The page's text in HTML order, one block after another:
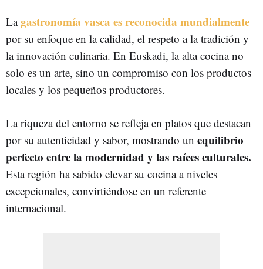
Lagastronomía vasca es reconocida mundialmente
por su enfoque en la calidad, el respeto a la tradición y
la innovación culinaria. En Euskadi, la alta cocina no
solo es un arte, sino un compromiso con los productos
locales y los pequeños productores.
La riqueza del entorno se refleja en platos que destacan
por su autenticidad y sabor, mostrando un equilibrio
perfecto entre la modernidad y las raíces culturales.
Esta región ha sabido elevar su cocina a niveles
excepcionales, convirtiéndose en un referente
internacional.